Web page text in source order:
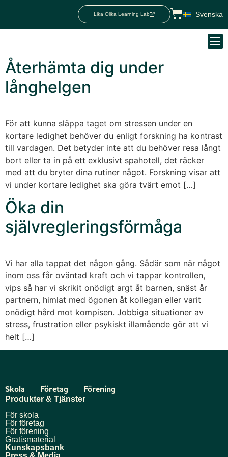
Lika Olika Learning Lab Svenska
Återhämta dig under
långhelgen
För att kunna släppa taget om stressen under en
kortare ledighet behöver du enligt forskning ha kontrast
till vardagen. Det betyder inte att du behöver resa långt
bort eller ta in på ett exklusivt spahotell, det räcker
med att du bryter dina rutiner något. Forskning visar att
vi under kortare ledighet ska göra tvärt emot […]
Öka din
självregleringsförmåga
Vi har alla tappat det någon gång. Sådär som när något
inom oss får oväntad kraft och vi tappar kontrollen,
vips så har vi skrikit onödigt argt åt barnen, snäst år
partnern, himlat med ögonen åt kollegan eller varit
onödigt hård mot kompisen. Jobbiga situationer av
stress, frustration eller psykiskt illamående gör att vi
helt […]
Skola Företag Förening
Produkter & Tjänster
För skola
För företag
För förening
Gratismaterial
Kunskapsbank